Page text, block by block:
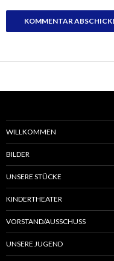
WILLKOMMEN
BILDER
UNSERE STÜCKE
KINDERTHEATER
VORSTAND/AUSSCHUSS
UNSERE JUGEND